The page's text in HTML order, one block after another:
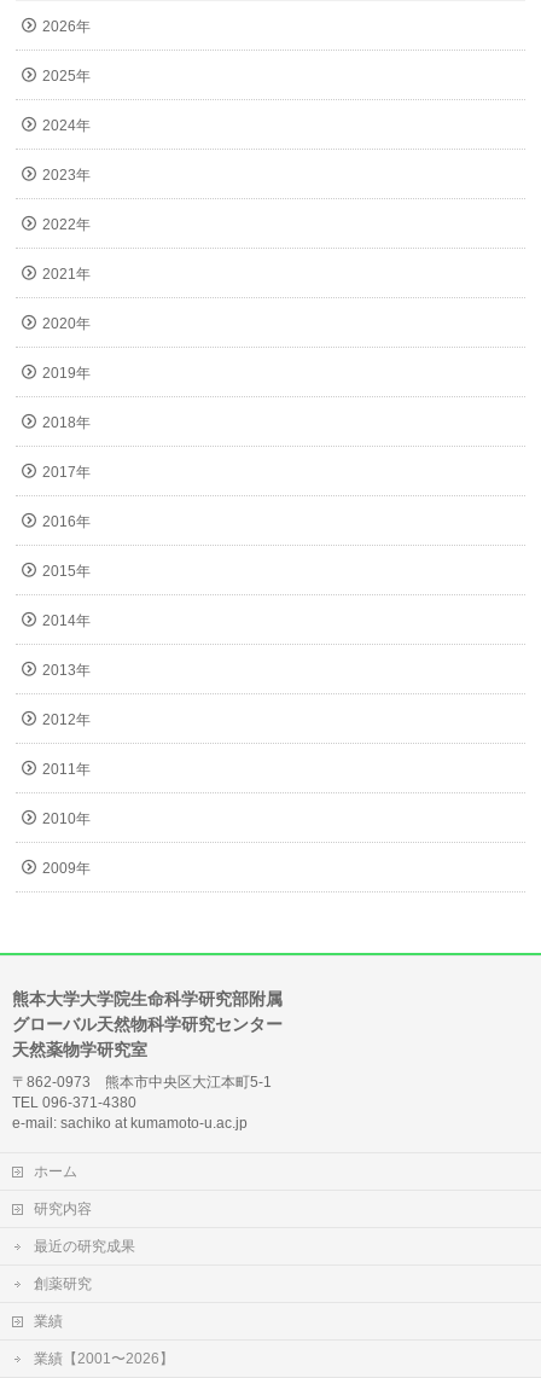
2026年
2025年
2024年
2023年
2022年
2021年
2020年
2019年
2018年
2017年
2016年
2015年
2014年
2013年
2012年
2011年
2010年
2009年
熊本大学大学院生命科学研究部附属
グローバル天然物科学研究センター
天然薬物学研究室
〒862-0973 熊本市中央区大江本町5-1
TEL 096-371-4380
e-mail: sachiko at kumamoto-u.ac.jp
ホーム
研究内容
最近の研究成果
創薬研究
業績
業績【2001〜2026】